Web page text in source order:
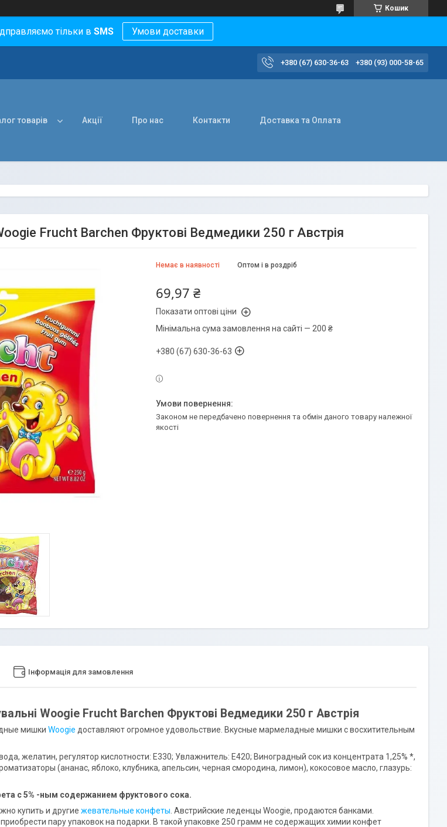
Кошик
тільки в SMS Умови доставки
+380 (67) 630-36-63 +380 (93) 000-58-65
товарів Акції Про нас Контакти Доставка та Оплата
Frucht Barchen Фруктові Ведмедики 250 г Австрія
Немає в наявності Оптом і в роздріб
69,97 ₴
Показати оптові ціни
Мінімальна сума замовлення на сайті — 200 ₴
+380 (67) 630-36-63
Законом не передбачено повернення та обмін даного товару належної
якості
Інформація для замовлення
Woogie Frucht Barchen Фруктові Ведмедики 250 г Австрія
мишки Woogie доставляют огромное удовольствие. Вкусные мармеладные мишки с восхитительным
желатин, регулятор кислотности: E330; Увлажнитель: E420; Виноградный сок из концентрата 1,25% *,
(ананас, яблоко, клубника, апельсин, черная смородина, лимон), кокосовое масло, глазурь:
с 5% -ным содержанием фруктового сока.
купить и другие жевательные конфеты . Австрийские леденцы Woogie, продаются банками.
пару упаковок на подарки. В такой упаковке 250 грамм не содержащих химии конфет